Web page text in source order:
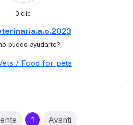
0 clic
puedo ayudarte?
/ Food for pets
1(current)
Avanti